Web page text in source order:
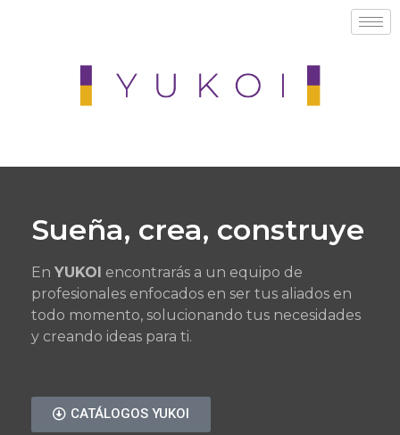
Sueña, crea, construye
En YUKOI encontrarás a un equipo de
profesionales enfocados en ser tus aliados en
todo momento, solucionando tus necesidades
y creando ideas para ti.
CATÁLOGOS YUKOI